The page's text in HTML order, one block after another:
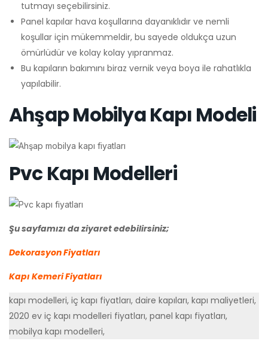
tutmayı seçebilirsiniz.
Panel kapılar hava koşullarına dayanıklıdır ve nemli
koşullar için mükemmeldir, bu sayede oldukça uzun
ömürlüdür ve kolay kolay yıpranmaz.
Bu kapıların bakımını biraz vernik veya boya ile rahatlıkla
yapılabilir.
Ahşap Mobilya Kapı Modeli
Pvc Kapı Modelleri
Şu sayfamızı da ziyaret edebilirsiniz;
Dekorasyon Fiyatları
Kapı Kemeri Fiyatları
kapı modelleri, iç kapı fiyatları, daire kapıları, kapı maliyetleri,
2020 ev iç kapı modelleri fiyatları, panel kapı fiyatları,
mobilya kapı modelleri,